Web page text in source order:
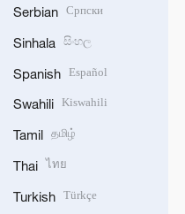
Serbian Српски
Sinhala සිංහල
Spanish Español
Swahili Kiswahili
Tamil தமிழ்
Thai ไทย
Turkish Türkçe